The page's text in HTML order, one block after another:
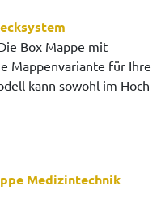
Box Mappe mit
Mappenvariante für Ihre
kann sowohl im Hoch-
Medizintechnik